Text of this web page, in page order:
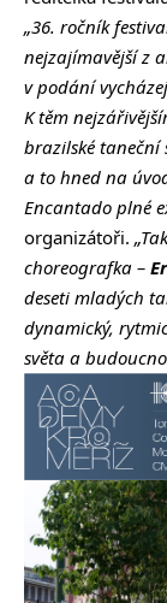
„36. ročník
nejzajímavější z
v podání
K těm
brazilské taneční
a to hned na
Encantado plné
organizátoři.
choreografka –
deseti mladých
dynamický,
světa a